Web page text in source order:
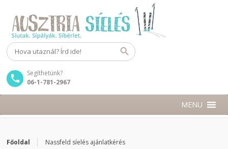
Segíthetünk?
06-1-781-2967
MENU
Főoldal Nassfeld síelés ajánlatkérés